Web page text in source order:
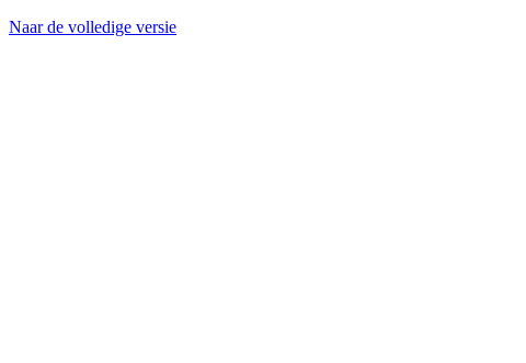
Naar de volledige versie